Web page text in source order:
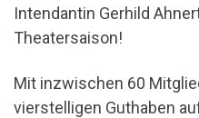
Intendantin Gerhild
Theatersaison!
Mit inzwischen 60
vierstelligen Guthaben